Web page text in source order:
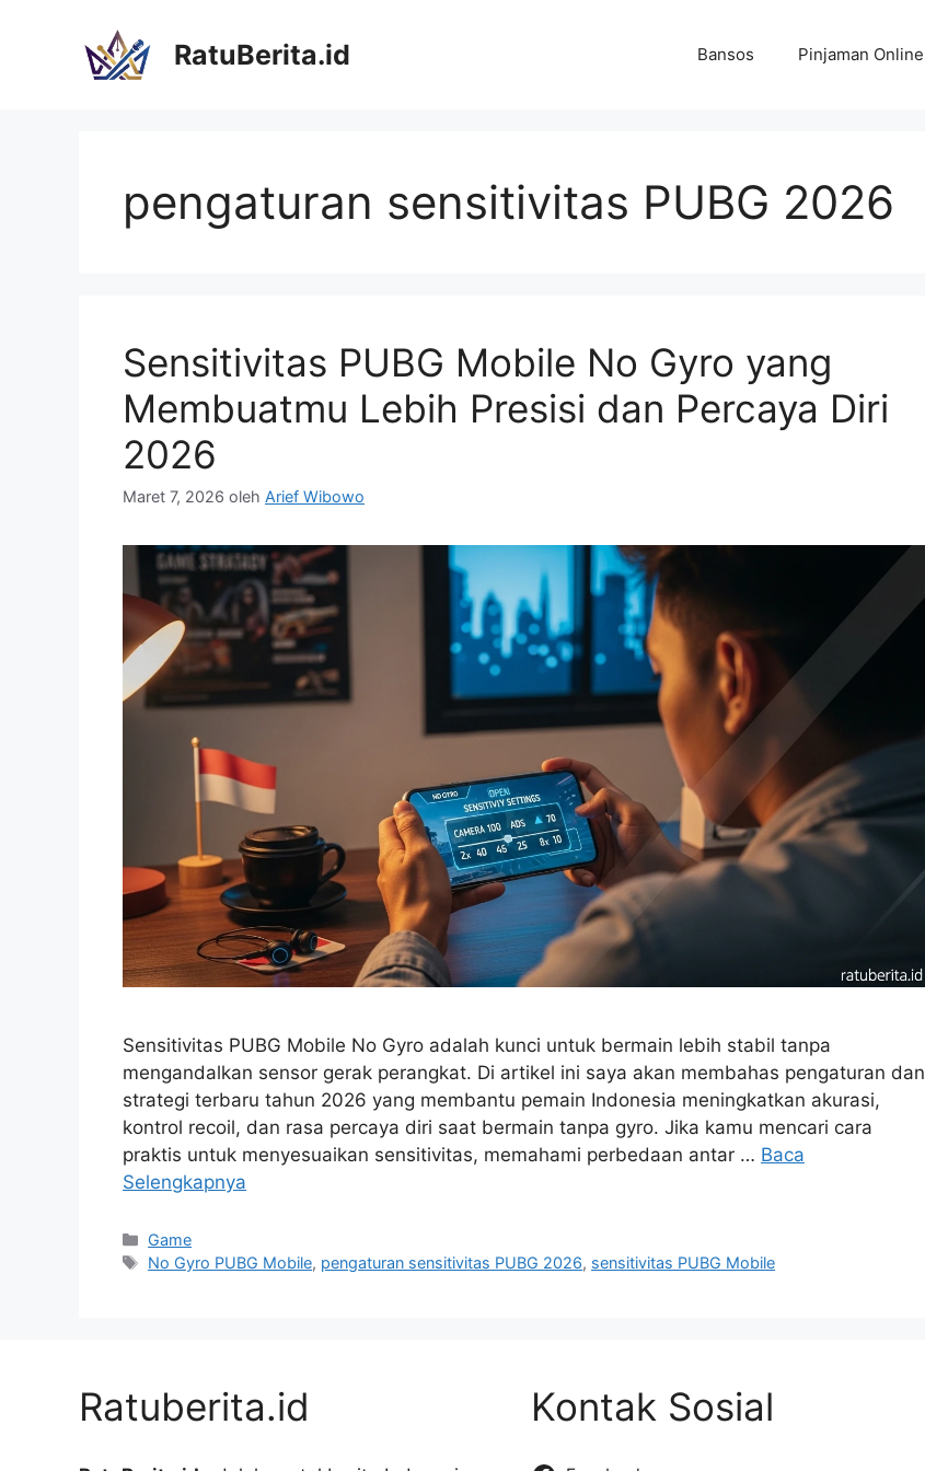
RatuBerita.id Bansos Pinjaman Online
pengaturan sensitivitas PUBG 2026
Sensitivitas PUBG Mobile No Gyro yang
Membuatmu Lebih Presisi dan Percaya Diri
2026
Maret 7, 2026 oleh Arief Wibowo
Sensitivitas PUBG Mobile No Gyro adalah kunci untuk bermain lebih stabil tanpa
mengandalkan sensor gerak perangkat. Di artikel ini saya akan membahas pengaturan dan
strategi terbaru tahun 2026 yang membantu pemain Indonesia meningkatkan akurasi,
kontrol recoil, dan rasa percaya diri saat bermain tanpa gyro. Jika kamu mencari cara
praktis untuk menyesuaikan sensitivitas, memahami perbedaan antar … Baca
Selengkapnya
Kategori
Game
Tag
No Gyro PUBG Mobile, pengaturan sensitivitas PUBG 2026, sensitivitas PUBG Mobile
Ratuberita.id Kontak Sosial